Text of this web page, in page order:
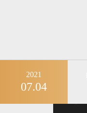
2021
07.04